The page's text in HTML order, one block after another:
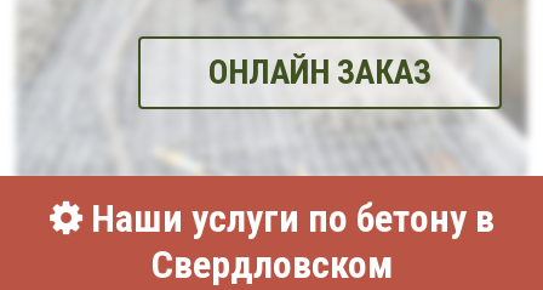
ОНЛАЙН ЗАКАЗ
Наши услуги по бетону в
Свердловском